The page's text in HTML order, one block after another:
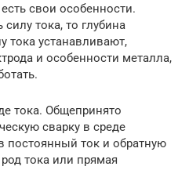
свои особенности.
тока, то глубина
тока устанавливают,
и особенности металла,
тока. Общепринято
сварку в среде
постоянный ток и обратную
тока или прямая